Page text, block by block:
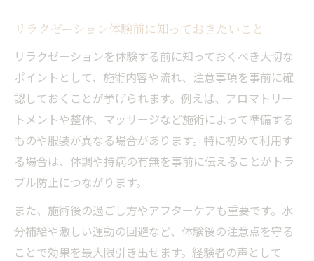
リラクゼーション体験前に知っておきたいこと
リラクゼーションを体験する前に知っておくべき大切な
ポイントとして、施術内容や流れ、注意事項を事前に確
認しておくことが挙げられます。例えば、アロマトリー
トメントや整体、マッサージなど施術によって準備する
ものや服装が異なる場合があります。特に初めて利用す
る場合は、体調や持病の有無を事前に伝えることがトラ
ブル防止につながります。
また、施術後の過ごし方やアフターケアも重要です。水
分補給や激しい運動の回避など、体験後の注意点を守る
ことで効果を最大限引き出せます。経験者の声として